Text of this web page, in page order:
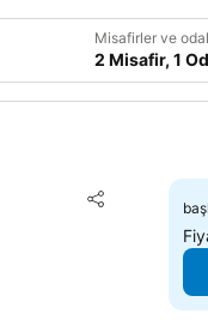
Misafirler ve
2 Misafir, 1
Paylaş